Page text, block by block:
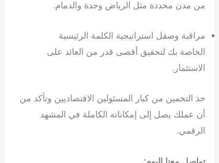
من مدن محددة مثل الرياض وجدة والدمام.
مراقبة وصقل استراتيجية الكلمة الرئيسية
الخاصة بك لتحقيق أقصى قدر من العائد على
الاستثمار.
خذ التخمين من كبار المسئولين الاقتصاديين وتأكد من
أن عملك يصل إلى إمكاناته الكاملة في المشهد
الرقمي.